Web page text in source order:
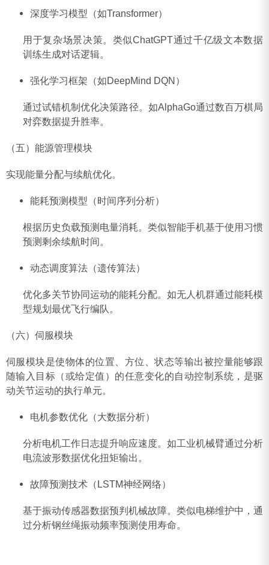
‌深度学习模型（如Transformer）‌
用于复杂场景决策。类似ChatGPT通过千亿级文本数据
训练生成对话逻辑‌。
‌强化学习框架（如DeepMind DQN）‌
通过试错机制优化决策路径。如AlphaGo通过数百万棋局
对弈数据提升胜率‌。
（五）能源管理模块
实现能量分配与续航优化。
‌能耗预测模型（时间序列分析）‌
根据历史负载预测电量消耗。类似智能手机基于使用习惯
预测剩余续航时间‌。
‌动态调度算法（遗传算法）‌
优化多关节协同运动的能耗分配。如无人机群通过能耗模
型规划最优飞行编队‌。
（六）伺服模块
伺服模块是使物体的位置、方位、状态等输出被控量能够跟
随输入目标（或给定值）的任意变化的自动控制系统，是驱
动关节运动的执行单元。
‌电机参数优化（大数据分析）‌
分析电机工作日志提升响应速度。如工业机械臂通过分析
电流波形数据优化扭矩输出‌。
‌故障预测技术（LSTM神经网络）‌
基于振动传感器数据预判机械故障。类似电梯维护中，通
过分析钢丝绳振动频率预测使用寿命‌。